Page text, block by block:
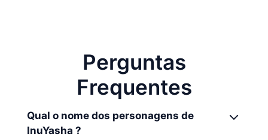
Perguntas
Frequentes
Qual o nome dos personagens de
InuYasha ?